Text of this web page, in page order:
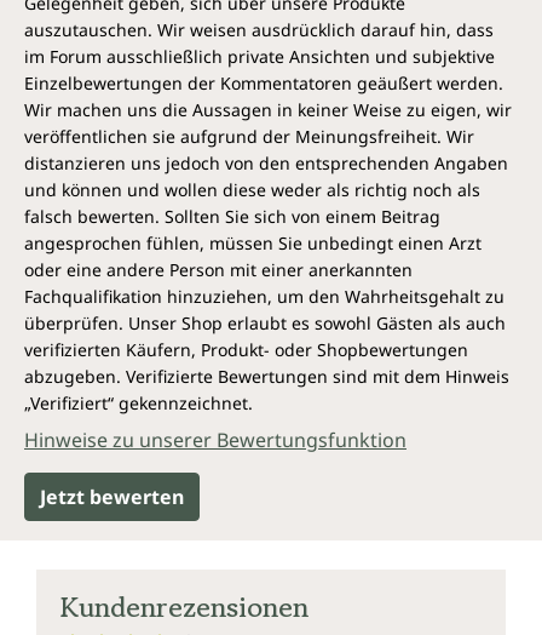
einsetzte, bin ich von den Heilerfolgen begeistert“
-Louis Klein
„Seit Jan Scholten die Lanthanide in seinen Seminaren
erstmals vorstellte, setzen wir sie in unserer Praxis ein. Die
Ergebnisse sind ausgezeichnet, und sie wurden mit
wachsendem Verständnis der Methodik immer besser. So
haben wir inzwischen von allen Lanthaniden (außer
Promethium) gute Fälle in eigener Praxis beobachtet. Das
Buch gibt seinen Lesern alles, was sie zu diesem
Verständnis brauchen. Bei der Durcharbeitung der
deutschen Übersetzung hat mich jedes Kapitel aufs Neue
inspiriert.“
- Ulrich Welte
auszutauschen. Wir weisen ausdrücklich darauf hin, dass
im Forum ausschließlich private Ansichten und subjektive
Einzelbewertungen der Kommentatoren geäußert werden.
Wir machen uns die Aussagen in keiner Weise zu eigen, wir
veröffentlichen sie aufgrund der Meinungsfreiheit. Wir
distanzieren uns jedoch von den entsprechenden Angaben
und können und wollen diese weder als richtig noch als
falsch bewerten. Sollten Sie sich von einem Beitrag
angesprochen fühlen, müssen Sie unbedingt einen Arzt
oder eine andere Person mit einer anerkannten
Fachqualifikation hinzuziehen, um den Wahrheitsgehalt zu
überprüfen. Unser Shop erlaubt es sowohl Gästen als auch
verifizierten Käufern, Produkt- oder Shopbewertungen
abzugeben. Verifizierte Bewertungen sind mit dem Hinweis
„Verifiziert“ gekennzeichnet.
Hinweise zu unserer Bewertungsfunktion
Jetzt bewerten
Kundenrezensionen